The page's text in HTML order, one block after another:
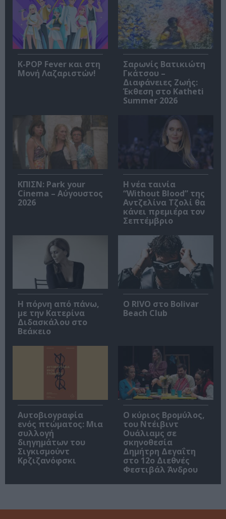
K-POP Fever και στη
Μονή Λαζαριστών!
Σαρωνίς Βατικιώτη
Γκάτσου –
Διαφάνειες Ζωής:
Έκθεση στο Katheti
Summer 2026
ΚΠΙΣΝ: Park your
Cinema – Αύγουστος
2026
Η νέα ταινία
“Without Blood” της
Αντζελίνα Τζολί θα
κάνει πρεμιέρα τον
Σεπτέμβριο
Η πόρνη από πάνω,
με την Κατερίνα
Διδασκάλου στο
Βεάκειο
Ο RIVO στο Bolivar
Beach Club
Αυτοβιογραφία
ενός πτώματος: Μια
συλλογή
διηγημάτων του
Σιγκισμούντ
Κρζιζανόφσκι
O κύριος Βρομύλος,
του Ντέιβιντ
Ουάλιαμς σε
σκηνοθεσία
Δημήτρη Δεγαΐτη
στο 12ο Διεθνές
Φεστιβάλ Άνδρου